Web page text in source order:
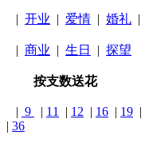
| 开业 | 爱情 | 婚礼 |
| 商业 | 生日 | 探望
按支数送花
| 9 | 11 | 12 | 16 | 19 |
| 36